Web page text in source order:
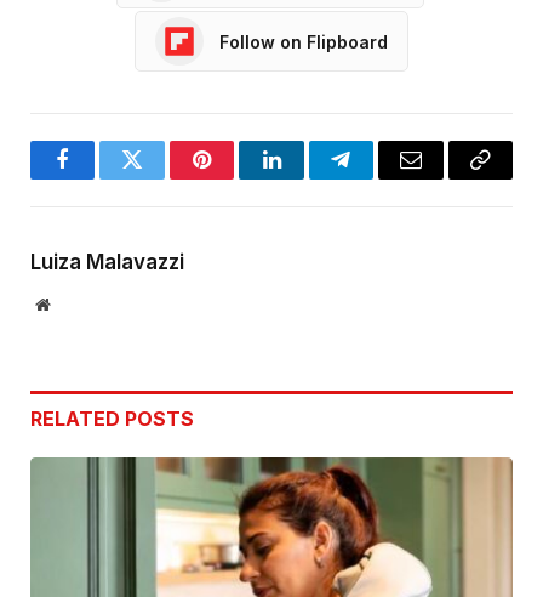
Follow on Flipboard
FacebookTwitter PinterestLinkedInTelegramEmail
Copy
Luiza Malavazzi
Website
RELATED POSTS